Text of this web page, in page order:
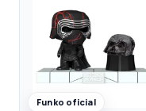
Funko oficial